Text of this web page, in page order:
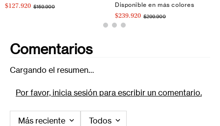
$127.920 $159.900 Disponible en más colores
$239.920 $299.900
Comentarios
Cargando el resumen…
Por favor, inicia sesión para escribir un comentario.
Más reciente
Todos